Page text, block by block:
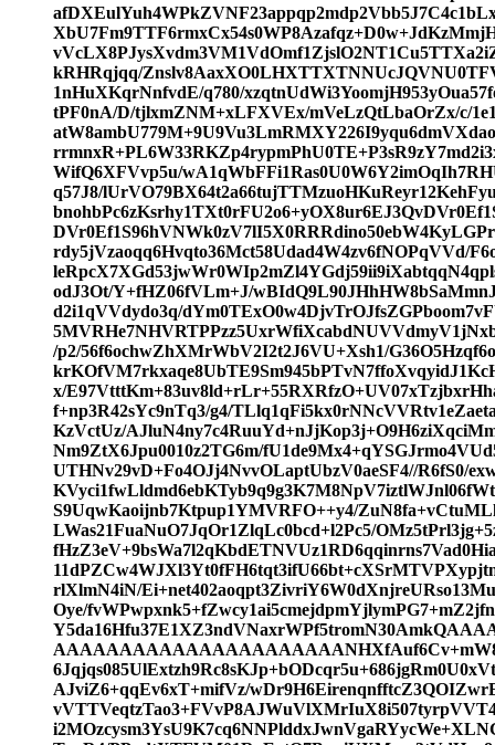
kRHRqjqq/
1nHuXKqrNnfvdE/q780/
tPF0nA/D/tjlxmZNM+xLFXVEx/mVeLzQtLbaOrZx/c/
WifQ6XFVvp5u/
q57J8/
rdy5jVzaoqq6Hvqto36Mct58Udad4W4zv6fNOPqVVd/
odJ3Ot/Y+fHZ06fVLm+J/
d2i1qVVdydo3q/
/p2/56f6ochwZhXMrWbV2I2t2J6VU+Xsh1/
x/
f+np3R42sYc9nTq3/g4/
KzVctUz/
Nm9ZtX6Jpu0010z2TG6m/
UTHNv29vD+Fo4OJj4NvvOLaptUbzV0aeSF4//R6fS0/
S9UqwKaoijnb7Ktpup1YMVRFO++y4/
LWas21FuaNuO7JqOr1ZlqLc0bcd+l2Pc5/
rlXlmN4iN/
Oye/
AJviZ6+qqEv6xT+mifVz/